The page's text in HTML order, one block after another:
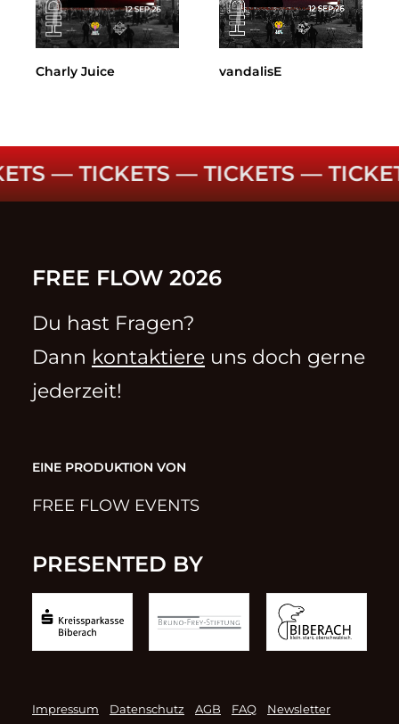
Charly Juice vandalisE
–– TICKETS –– TICKETS ––
FREE FLOW 2026
Du hast Fragen?
Dann kontaktiere uns doch gerne
jederzeit!
EINE PRODUKTION VON
FREE FLOW EVENTS
PRESENTED BY
Impressum Datenschutz AGB FAQ
Newsletter